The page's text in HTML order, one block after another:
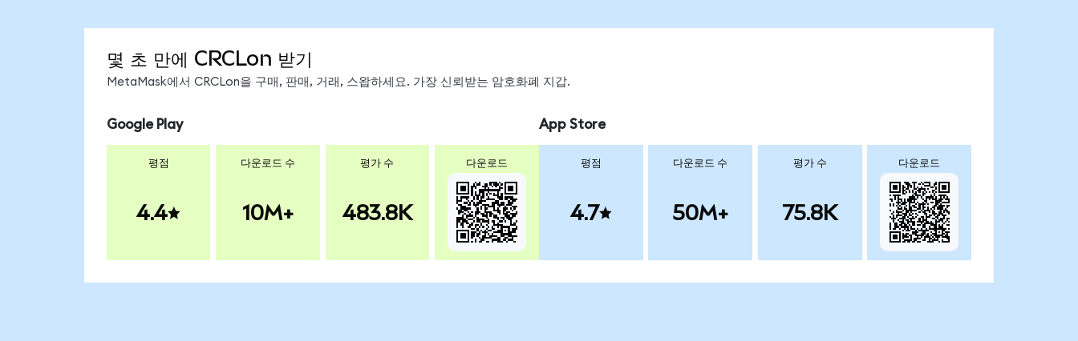
몇 초 만에 CRCLon 받기
MetaMask에서 CRCLon을 구매, 판매, 거래, 스왑하세요. 가장 신뢰받는 암호화폐 지갑.
Google Play
평점
4.4
다운로드 수
10M+
평가 수
483.8K
다운로드
App Store
평점
4.7
다운로드 수
50M+
평가 수
75.8K
다운로드